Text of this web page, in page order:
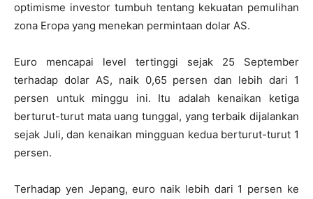
optimisme investor tumbuh tentang kekuatan pemulihan
zona Eropa yang menekan permintaan dolar AS.
Euro mencapai level tertinggi sejak 25 September
terhadap dolar AS, naik 0,65 persen dan lebih dari 1
persen untuk minggu ini. Itu adalah kenaikan ketiga
berturut-turut mata uang tunggal, yang terbaik dijalankan
sejak Juli, dan kenaikan mingguan kedua berturut-turut 1
persen.
Terhadap yen Jepang, euro naik lebih dari 1 persen ke